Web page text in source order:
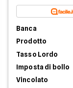
Banca
Prodotto
Tasso Lordo
Imposta di bollo
Vincolato